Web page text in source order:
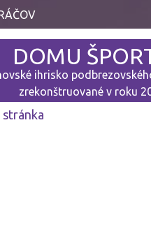
DOMU
ihrisko
zrekonštruované v roku
stránka